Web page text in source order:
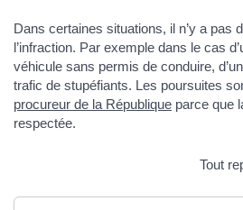
Dans certaines situations, il n’y a pas
l’infraction. Par exemple dans le cas
véhicule sans permis de conduire,
trafic de stupéfiants. Les poursuites
procureur de la République parce que
respectée.
Tout